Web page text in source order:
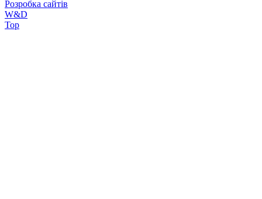
Розробка сайтів
W&D
Top